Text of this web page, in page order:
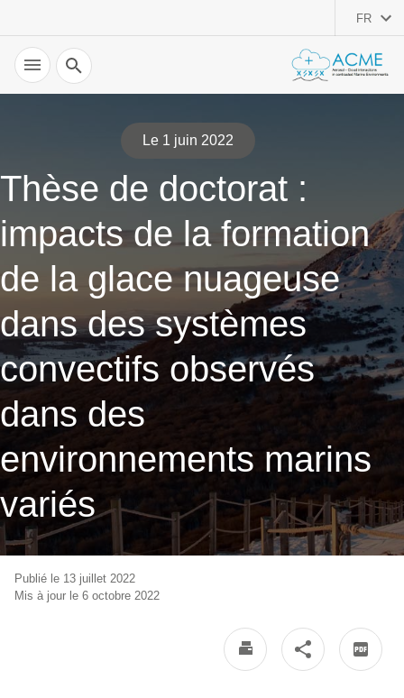
FR
Recherche
Le 1 juin 2022
Thèse de doctorat :
impacts de la formation
de la glace nuageuse
dans des systèmes
convectifs observés
dans des
environnements marins
variés
Publié le 13 juillet 2022
Mis à jour le 6 octobre 2022